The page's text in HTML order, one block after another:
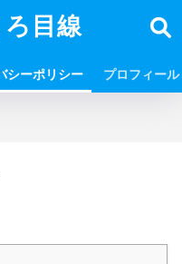
目線
シーポリシー プロフィール